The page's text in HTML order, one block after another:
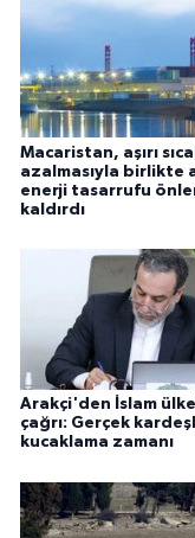
Macaristan, aşırı
azalmasıyla birlikte
enerji tasarrufu
kaldırdı
Arakçi'den İslam
çağrı: Gerçek
kucaklama zamanı